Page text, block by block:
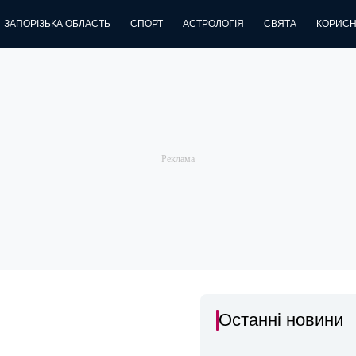
ЗАПОРІЗЬКА ОБЛАСТЬ СПОРТ АСТРОЛОГІЯ СВЯТА
Останні новини